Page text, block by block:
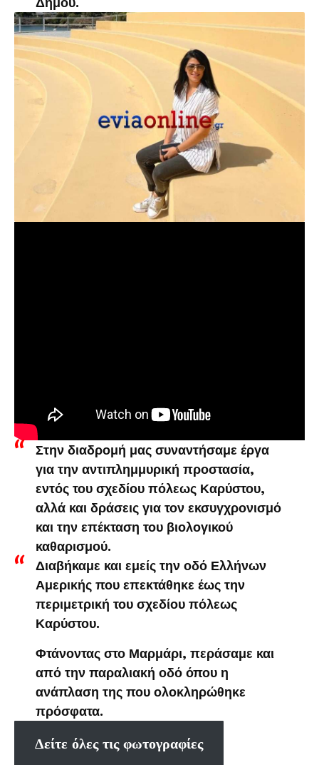
Στην διαδρομή μας συναντήσαμε έργα
για την αντιπλημμυρική προστασία,
εντός του σχεδίου πόλεως Καρύστου,
αλλά και δράσεις για τον εκσυγχρονισμό
και την επέκταση του βιολογικού
καθαρισμού.
Διαβήκαμε και εμείς την οδό Ελλήνων
Αμερικής που επεκτάθηκε έως την
περιμετρική του σχεδίου πόλεως
Καρύστου.
Φτάνοντας στο Μαρμάρι, περάσαμε και
από την παραλιακή οδό όπου η
ανάπλαση της που ολοκληρώθηκε
πρόσφατα.
Δείτε όλες τις φωτογραφίες